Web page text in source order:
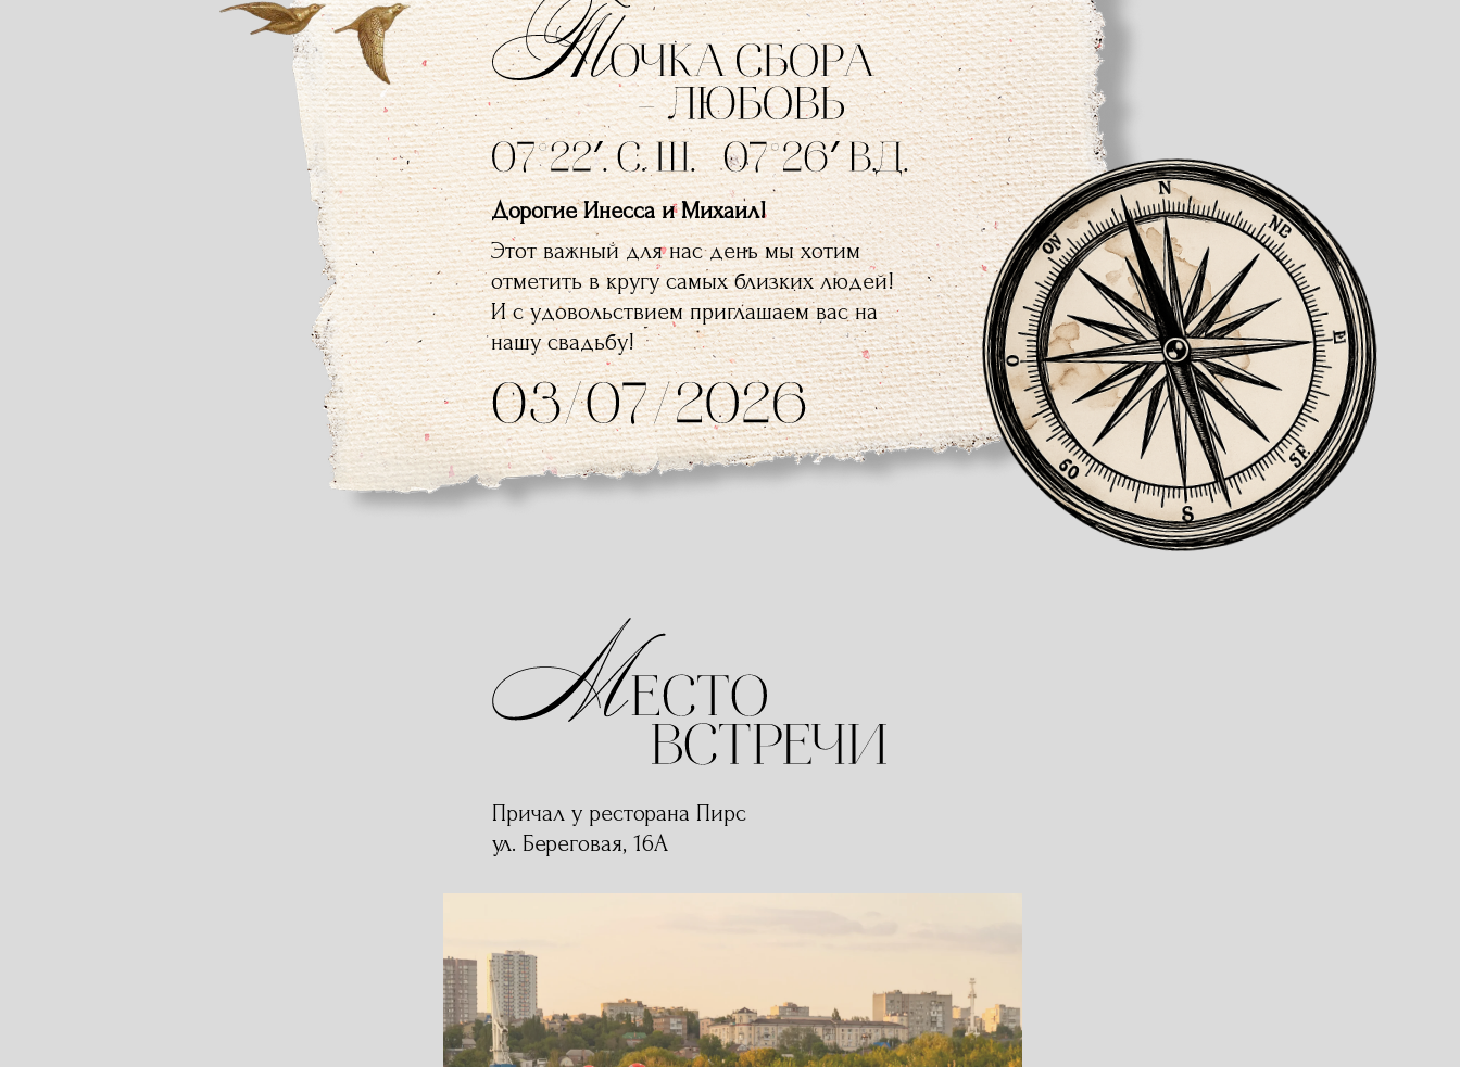
Этот важный для нас день мы хотим
отметить в кругу самых близких людей!
И с удовольствием приглашаем вас на
нашу свадьбу!
Дорогие Инесса и Михаил!
Причал у ресторана Пирс
ул. Береговая, 16А